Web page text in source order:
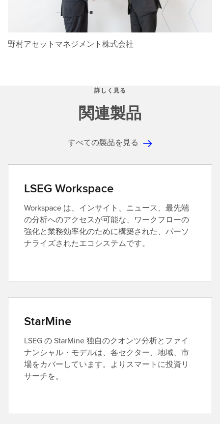
野村アセットマネジメント株式会社
詳しく見る
関連製品
すべての製品を見る
LSEG Workspace
Workspace は、インサイト、ニュース、最先端
の分析へのアクセスが可能な、ワークフローの
強化と業務効率化のために構築された、パーソ
ナライズされたエコシステムです。
StarMine
LSEG の StarMine 独自のクオンツ分析とファイ
ナンシャル・モデルは、各セクター、地域、市
場をカバーしています。よりスマートに投資リ
サーチを。